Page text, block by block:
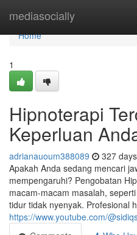
mediasocially
Home
Home
1
Hipnoterapi
Keperluan
adrianauoum388089 327
Apakah Anda sedang mencari
mempengaruhi? Pengobatan
macam-macam masalah,
tidur tidak nyenyak. Profesional
https://www.youtube.com/